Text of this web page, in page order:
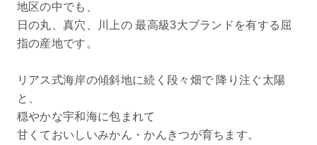
地区の中でも、
日の丸、真穴、川上の 最高級3大ブランドを有する屈
指の産地です。
リアス式海岸の傾斜地に続く段々畑で 降り注ぐ太陽
と、
穏やかな宇和海に包まれて
甘くておいしいみかん・かんきつが育ちます。